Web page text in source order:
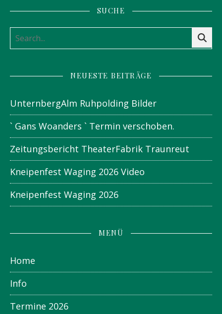
SUCHE
NEUESTE BEITRÄGE
UnternbergAlm Ruhpolding Bilder
` Gans Woanders ` Termin verschoben.
Zeitungsbericht TheaterFabrik Traunreut
Kneipenfest Waging 2026 Video
Kneipenfest Waging 2026
MENÜ
Home
Info
Termine 2026